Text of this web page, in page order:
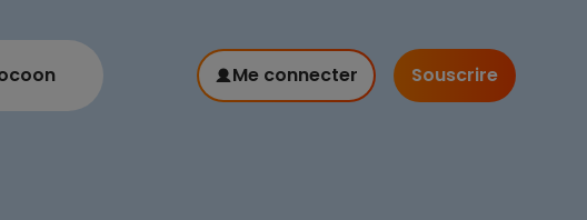
Me connecter Souscrire